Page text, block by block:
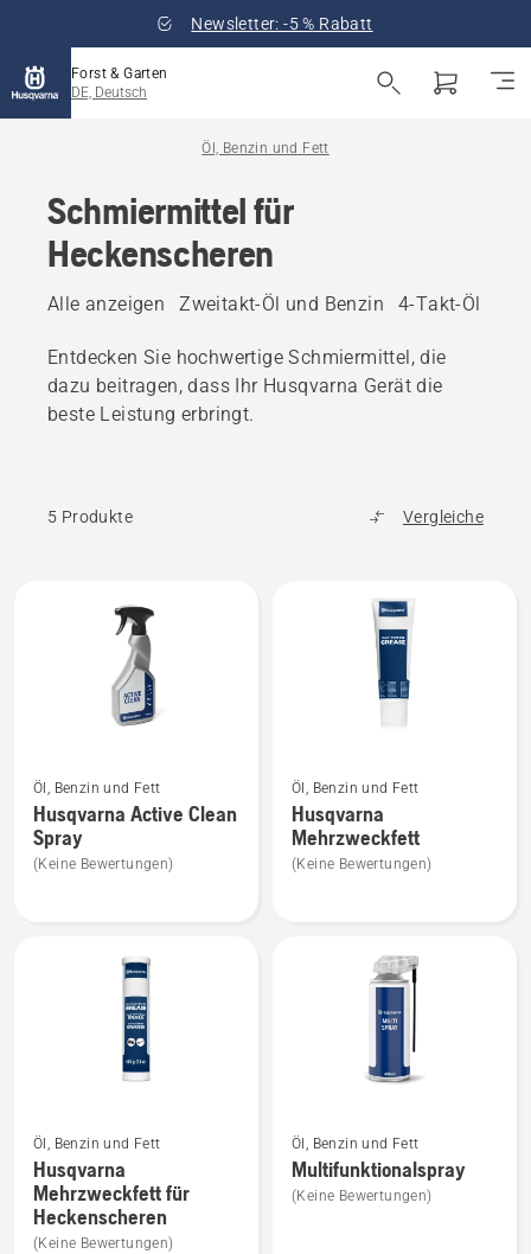
Newsletter: -5 % Rabatt
Forst & Garten
DE, Deutsch
Öl, Benzin und Fett
Schmiermittel für
Heckenscheren
Alle anzeigen Zweitakt-Öl und Benzin 4-Takt-Öl und
Entdecken Sie hochwertige Schmiermittel, die
dazu beitragen, dass Ihr Husqvarna Gerät die
beste Leistung erbringt.
5 Produkte Vergleiche
Produkte
Details
zu
Husqvarna
Active
Öl, Benzin und Fett
Husqvarna Active Clean
Spray
(Keine Bewertungen)
Details
zu
Husqvarna
Mehrzweckfett
Öl, Benzin und Fett
Husqvarna
Mehrzweckfett
(Keine Bewertungen)
Details
zu
Husqvarna
Mehrzweckfett
Öl, Benzin und Fett
Husqvarna
Mehrzweckfett für
Heckenscheren
(Keine Bewertungen)
Details
zu
Multifunktionalspray
Öl, Benzin und Fett
Multifunktionalspray
(Keine Bewertungen)